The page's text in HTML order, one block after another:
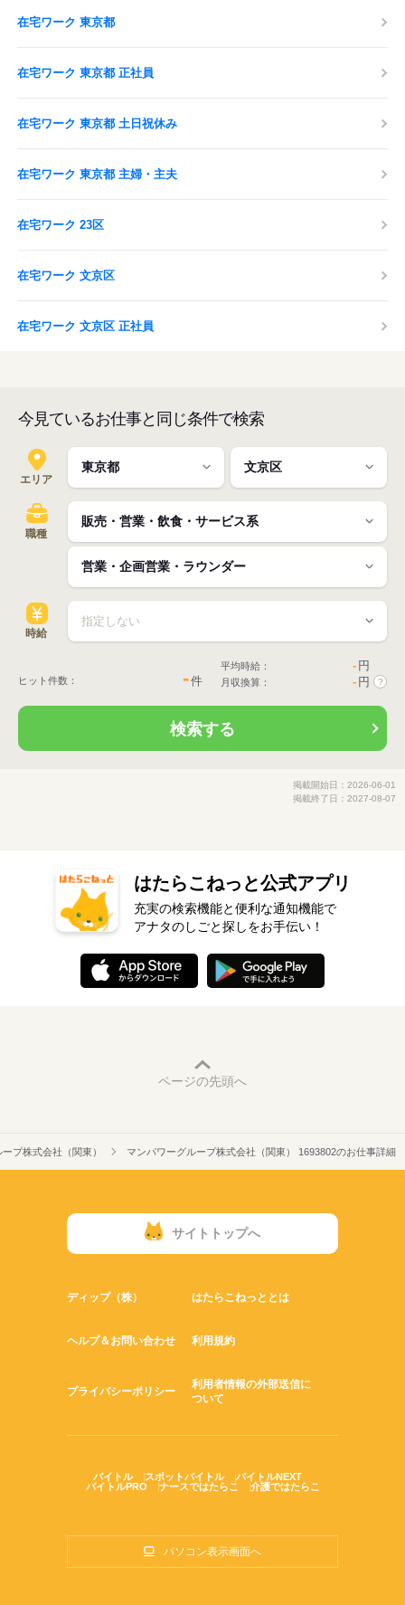
在宅ワーク 東京都
在宅ワーク 東京都 正社員
在宅ワーク 東京都 土日祝休み
在宅ワーク 東京都 主婦・主夫
在宅ワーク 23区
在宅ワーク 文京区
在宅ワーク 文京区 正社員
今見ているお仕事と同じ条件で検索
エリア
職種
時給
ヒット件数： -件
平均時給： - 円
月収換算： - 円 ?
検索する
掲載開始日：2026-06-01
掲載終了日：2027-08-07
はたらこねっと公式アプリ
充実の検索機能と便利な通知機能で
アナタのしごと探しをお手伝い！
ページの先頭へ
プ株式会社（関東） マンパワーグループ株式会社（関東） 1693802のお仕事詳細
サイトトップへ
ディップ（株） はたらこねっととは
ヘルプ＆お問い合わせ 利用規約
プライバシーポリシー
利用者情報の外部送信に
ついて
バイトル スポットバイトル
バイトルNEXT
バイトルPRO
ナースではたらこ 介護ではたらこ
パソコン表示画面へ